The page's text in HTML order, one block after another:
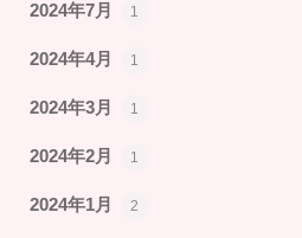
2024年7月 1
2024年4月 1
2024年3月 1
2024年2月 1
2024年1月 2